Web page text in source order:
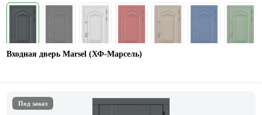
Входная дверь Marsel (ХФ-Марсель)
Под заказ